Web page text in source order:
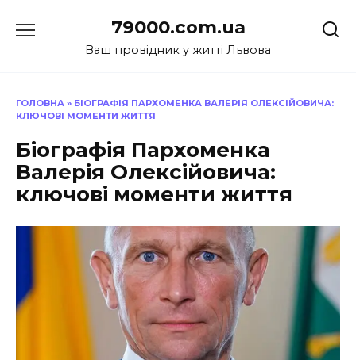
до
79000.com.ua
Ваш провідник у житті Львова
ГОЛОВНА » БІОГРАФІЯ ПАРХОМЕНКА ВАЛЕРІЯ ОЛЕКСІЙОВИЧА:
КЛЮЧОВІ МОМЕНТИ ЖИТТЯ
Біографія Пархоменка
Валерія Олексійовича:
ключові моменти життя